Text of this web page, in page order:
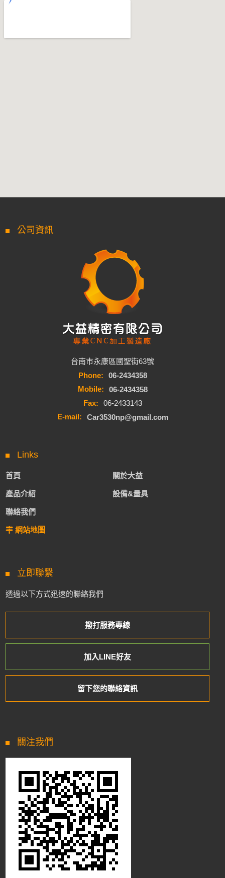
公司資訊
台南市永康區國聖街63號
Phone:
06-2434358
Mobile:
06-2434358
Fax:
06-2433143
E-mail:
Car3530np@gmail.com
Links
首頁 關於大益
產品介紹 設備&量具
聯絡我們
網站地圖
立即聯繫
透過以下方式迅速的聯絡我們
撥打服務專線
加入LINE好友
留下您的聯絡資訊
關注我們